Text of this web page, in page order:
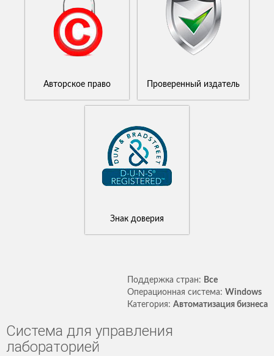
Авторское право Проверенный издатель
Знак доверия
Поддержка стран: Все
Операционная система: Windows
Категория: Автоматизация бизнеса
Система для управления
лабораторией